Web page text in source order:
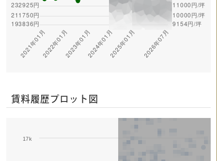
賃料履歴プロット図
Series 1
17k